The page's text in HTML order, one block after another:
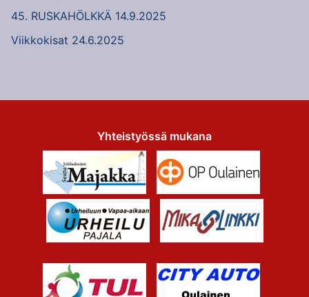
45. RUSKAHÖLKKÄ 14.9.2025
Viikkokisat 24.6.2025
Yhteistyössä mukana